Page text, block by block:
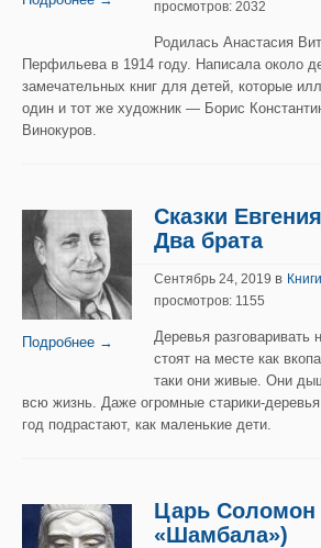
просмотров: 2032
Родилась Анастасия
Перфильева в 1914 году. Написала около
замечательных книг для детей, которые
один и тот же художник — Борис
Винокуров.
Подробнее →
Сказки
Два брата
Сентябрь 24, 2019 в Книги
просмотров: 1155
Деревья разговаривать
стоят на месте как
таки они живые. Они
всю жизнь. Даже огромные старики-
год подрастают, как маленькие дети.
Царь Соломон
«Шамбала»)